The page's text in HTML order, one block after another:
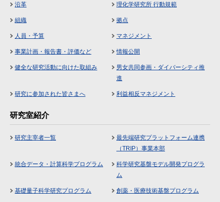
沿革 理化学研究所 行動規範
組織 拠点
人員・予算 マネジメント
事業計画・報告書・評価など 情報公開
健全な研究活動に向けた取組み
男女共同参画・ダイバーシティ推
進
研究に参加された皆さまへ 利益相反マネジメント
研究室紹介
研究主宰者一覧
最先端研究プラットフォーム連携
（TRIP）事業本部
統合データ・計算科学プログラム
科学研究基盤モデル開発プログラ
ム
基礎量子科学研究プログラム 創薬・医療技術基盤プログラム